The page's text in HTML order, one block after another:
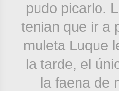
pudo picarlo.
tenian que ir a
muleta Luque
la tarde, el
la faena de